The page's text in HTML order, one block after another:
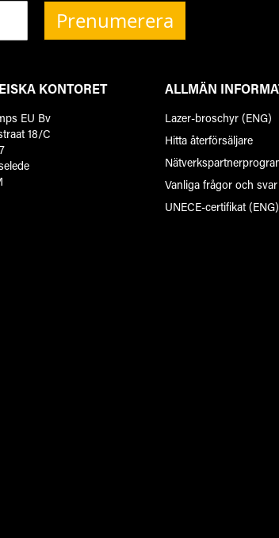
Prenumerera
KONTORET
EU Bv
18/C
ALLMÄN
Lazer-broschyr (ENG)
Hitta återförsäljare
Vanliga frågor och
UNECE-certifikat (ENG)